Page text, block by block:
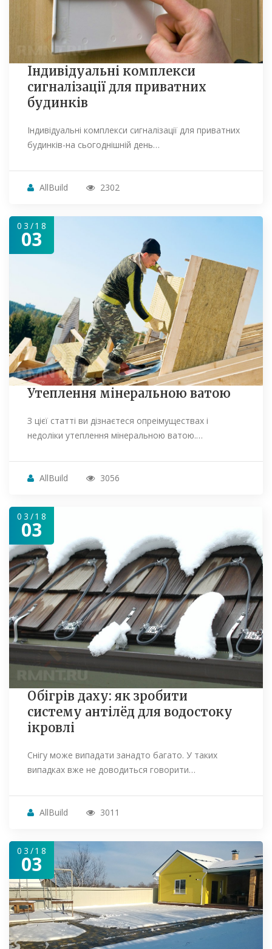
Індивідуальні комплекси
сигналізації для приватних
будинків
Індивідуальні комплекси сигналізації для приватних
будинків-на сьогоднішній день…
AllBuild 2302
03/18
03
Утеплення мінеральною ватою
З цієї статті ви дізнаєтеся опреімуществах і
недоліки утеплення мінеральною ватою.…
AllBuild 3056
03/18
03
Обігрів даху: як зробити
систему антілёд для водостоку
ікровлі
Снігу може випадати занадто багато. У таких
випадках вже не доводиться говорити…
AllBuild 3011
03/18
03